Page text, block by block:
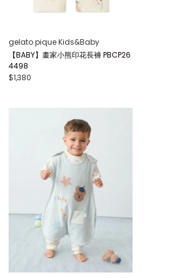
gelato pique Kids&Baby
【BABY】畫家小熊印花長褲 PBCP26
4498
$1,380